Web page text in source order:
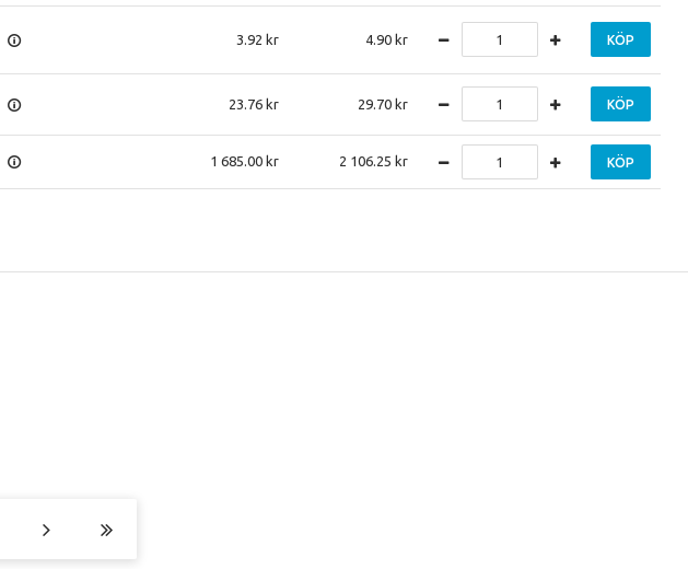
3.92 4.90 KÖP
23.76 29.70 KÖP
1 685.00 2 106.25 KÖP